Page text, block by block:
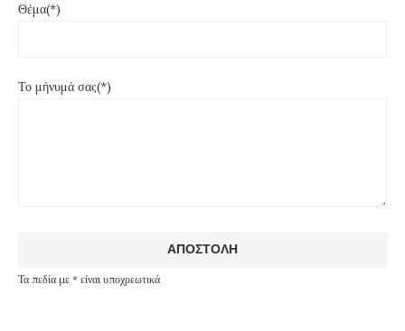
Θέμα(*)
Το μήνυμά σας(*)
Τα πεδία με * είναι υποχρεωτικά